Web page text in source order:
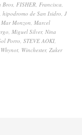
Bros, FISHER, Francisca,
, hipodromo de San Isidro, J
Mar Monzon, Marcel
, Miguel Silver, Nina
Porro, STEVE AOKI,
, Winchester, Zuker